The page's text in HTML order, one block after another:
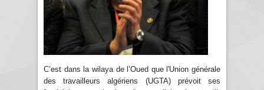
C’est dans la wilaya de l’Oued que l'Union générale
des travailleurs algériens (UGTA) prévoit ses